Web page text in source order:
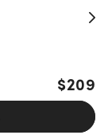
$209